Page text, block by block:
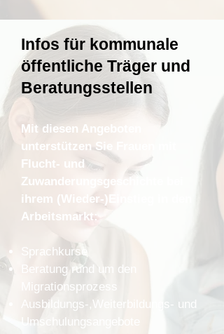
Infos für kommunale
öffentliche Träger und
Beratungsstellen
Mit diesen Angeboten
unterstützen Sie Frauen mit
Flucht- und
Zuwanderungsgeschichte bei
ihrem (Wieder-)Einstieg in den
Arbeitsmarkt:
​Sprachkurse
Beratung rund um den
Migrationsprozess
Ausbildungs-,Weiterbildungs- und
Umschulungsangebote